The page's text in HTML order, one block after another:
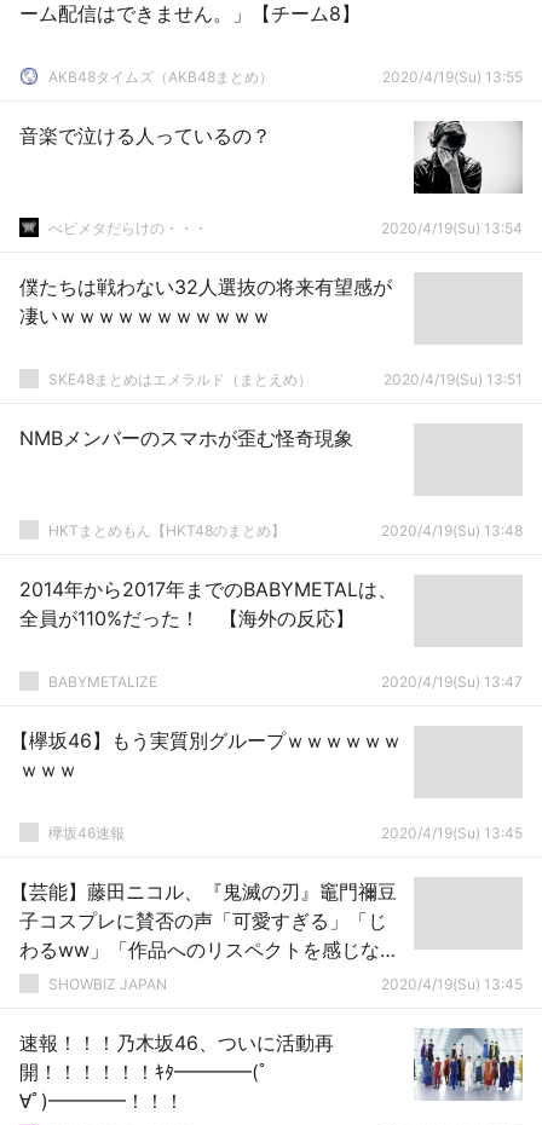
ーム配信はできません。」【チーム8】
AKB48タイムズ（AKB48まとめ） 2020/4/19(Su) 13:55
音楽で泣ける人っているの？
べビメタだらけの・・・ 2020/4/19(Su) 13:54
僕たちは戦わない32人選抜の将来有望感が
凄いｗｗｗｗｗｗｗｗｗｗｗ
SKE48まとめはエメラルド（まとえめ） 2020/4/19(Su) 13:51
NMBメンバーのスマホが歪む怪奇現象
HKTまとめもん【HKT48のまとめ】 2020/4/19(Su) 13:48
2014年から2017年までのBABYMETALは、
全員が110%だった！ 【海外の反応】
BABYMETALIZE 2020/4/19(Su) 13:47
【欅坂46】もう実質別グループｗｗｗｗｗｗ
ｗｗｗ
欅坂46速報 2020/4/19(Su) 13:45
【芸能】藤田ニコル、『鬼滅の刃』竈門禰豆
子コスプレに賛否の声「可愛すぎる」「じ
わるww」「作品へのリスペクトを感じな
い」SHOWBIZ JAPAN 2020/4/19(Su) 13:45
速報！！！乃木坂46、ついに活動再
開！！！！！！ｷﾀ━━━━(ﾟ
∀ﾟ)━━━━！！！